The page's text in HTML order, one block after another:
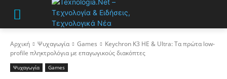
Αρχική Ψυχαγωγία Games
Keychron K3 HE & Ultra: Τα πρώτα low-
profile πληκτρολόγια με επαγωγικούς διακόπτες
Ψυχαγωγία Games